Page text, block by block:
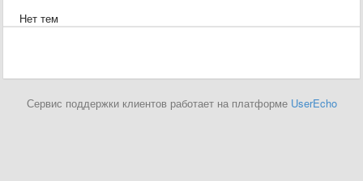
Нет тем
Сервис поддержки клиентов работает на платформе UserEcho